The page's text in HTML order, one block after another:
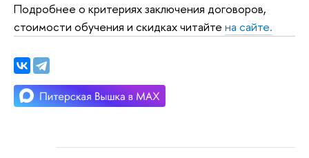
Подробнее о критериях заключения договоров,
стоимости обучения и скидках читайте на сайте.